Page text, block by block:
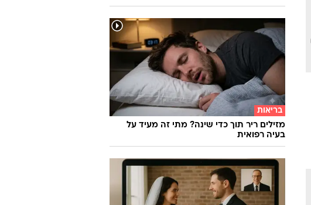
בריאות
מזילים ריר תוך כדי שינה? מתי זה מעיד על
בעיה רפואית